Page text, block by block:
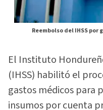
Reembolso del IHSS
El Instituto
(IHSS) habilitó el
gastos médicos para
insumos por cuenta